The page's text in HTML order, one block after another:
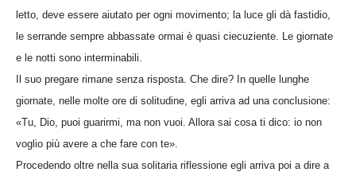
letto, deve essere aiutato per ogni movimento; la luce gli dà fastidio,
le serrande sempre abbassate ormai è quasi ciecuziente. Le giornate
e le notti sono interminabili.
Il suo pregare rimane senza risposta. Che dire? In quelle lunghe
giornate, nelle molte ore di solitudine, egli arriva ad una conclusione:
«Tu, Dio, puoi guarirmi, ma non vuoi. Allora sai cosa ti dico: io non
voglio più avere a che fare con te».
Procedendo oltre nella sua solitaria riflessione egli arriva poi a dire a